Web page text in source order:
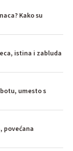
Kako su
istina i zabluda
umesto s
povećana